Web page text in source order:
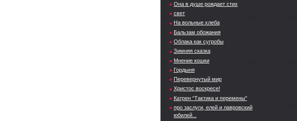
Она в душе рождает стих
свет
На вольные хлеба
Бальзам обожания
Облака как сугробы
Зимняя сказка
Мнение кошки
Гордыня
Перевернутый мир
Христос воскресе!
Катрен “Тактика и перемены"
про заслуги, елей и лавровский
юбилей...